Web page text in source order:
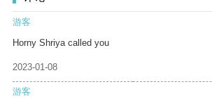
游客
Horny Shriya called you
2023-01-08
游客